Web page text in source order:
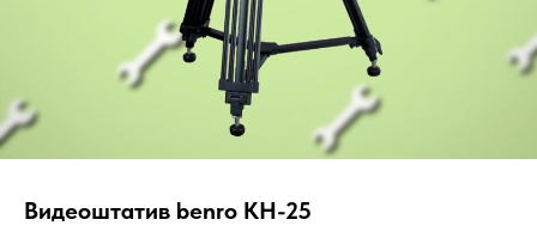
Видеоштатив benro KH-25